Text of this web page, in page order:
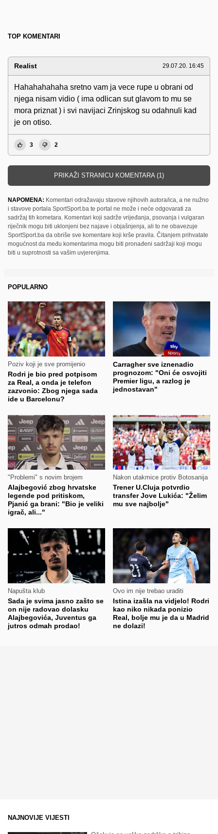
TOP KOMENTARI
Realist 29.07.20. 16:45
Hahahahahaha sretno vam ja vece rupe u obrani od
njega nisam vidio ( ima odlican sut glavom to mu se
mora priznat ) i svi navijaci Zrinjskog su odahnuli kad
je on otiso.
3 2
PRIKAŽI STRANICU KOMENTARA (1)
NAPOMENA: Komentari odražavaju stavove njihovih autora/ica, a ne nužno
i stavove portala SportSport.ba te portal ne može i neće odgovarati za
sadržaj tih kometara. Komentari koji sadrže vrijeđanja, psovanja i vulgaran
riječnik mogu biti uklonjeni bez najave i objašnjenja, ali to ne obavezuje
SportSport.ba da obriše sve komentare koji krše pravila. Čitanjem prihvatate
mogućnost da među komentarima mogu biti pronađeni sadržaji koji mogu
biti u suprotnosti sa vašim uvjerenjima.
POPULARNO
Poziv koji je sve promijenio
Rodri je bio pred potpisom
za Real, a onda je telefon
zazvonio: Zbog njega sada
ide u Barcelonu?
Carragher sve iznenadio
prognozom: "Oni će osvojiti
Premier ligu, a razlog je
jednostavan"
"Problemi" s novim brojem
Alajbegović zbog hrvatske
legende pod pritiskom,
Pjanić ga brani: "Bio je veliki
igrač, ali..."
Nakon utakmice protiv Botosanija
Trener U.Cluja potvrdio
transfer Jove Lukića: "Želim
mu sve najbolje"
Napušta klub
Sada je svima jasno zašto se
on nije radovao dolasku
Alajbegovića, Juventus ga
jutros odmah prodao!
Ovo im nije trebao uraditi
Istina izašla na vidjelo! Rodri
kao niko nikada ponizio
Real, bolje mu je da u Madrid
ne dolazi!
NAJNOVIJE VIJESTI